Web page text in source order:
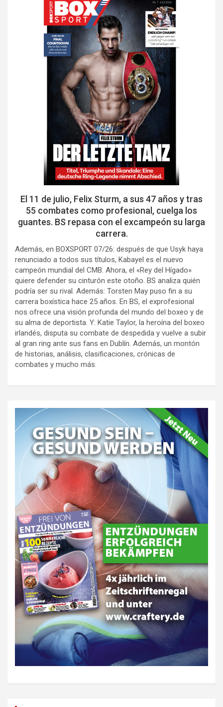
El 11 de julio, Felix Sturm, a sus 47 años y tras
55 combates como profesional, cuelga los
guantes. BS repasa con el excampeón su larga
carrera.
Además, en BOXSPORT 07/26: después de que Usyk haya
renunciado a todos sus títulos, Kabayel es el nuevo
campeón mundial del CMB. Ahora, el «Rey del Hígado»
quiere defender su cinturón este otoño. BS analiza quién
podría ser su rival. Además: Torsten May puso fin a su
carrera boxística hace 25 años. En BS, el exprofesional
nos ofrece una visión profunda del mundo del boxeo y de
su alma de deportista. Y: Katie Taylor, la heroína del boxeo
irlandés, disputa su combate de despedida y vuelve a subir
al gran ring ante sus fans en Dublín. Además, un montón
de historias, análisis, clasificaciones, crónicas de
combates y mucho más.